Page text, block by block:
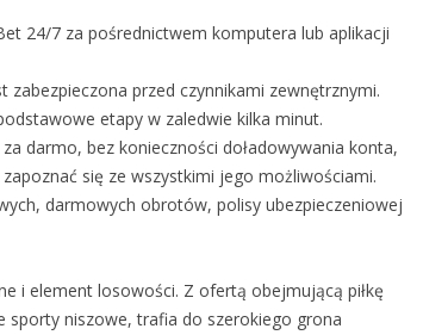
24/7 za pośrednictwem komputera lub aplikacji
przed czynnikami zewnętrznymi.
etapy w zaledwie kilka minut.
darmo, bez konieczności doładowywania konta,
się ze wszystkimi jego możliwościami.
darmowych obrotów, polisy ubezpieczeniowej
i element losowości. Z ofertą obejmującą piłkę
sporty niszowe, trafia do szerokiego grona